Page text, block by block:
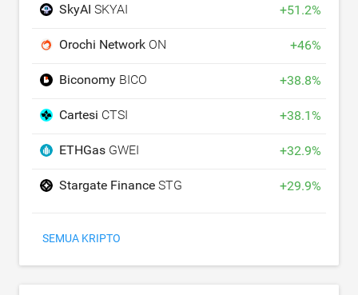
SkyAI SKYAI +51.2%
Orochi Network ON +46%
Biconomy BICO +38.8%
Cartesi CTSI +38.1%
ETHGas GWEI +32.9%
Stargate Finance STG +29.9%
SEMUA KRIPTO